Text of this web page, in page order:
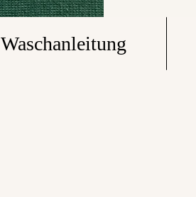
Waschanleitung